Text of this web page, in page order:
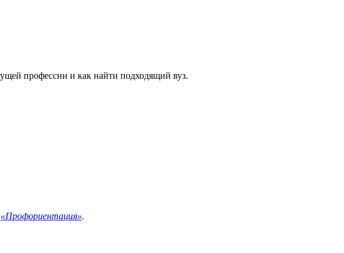
профессии и как найти подходящий вуз.
«Профориентация».